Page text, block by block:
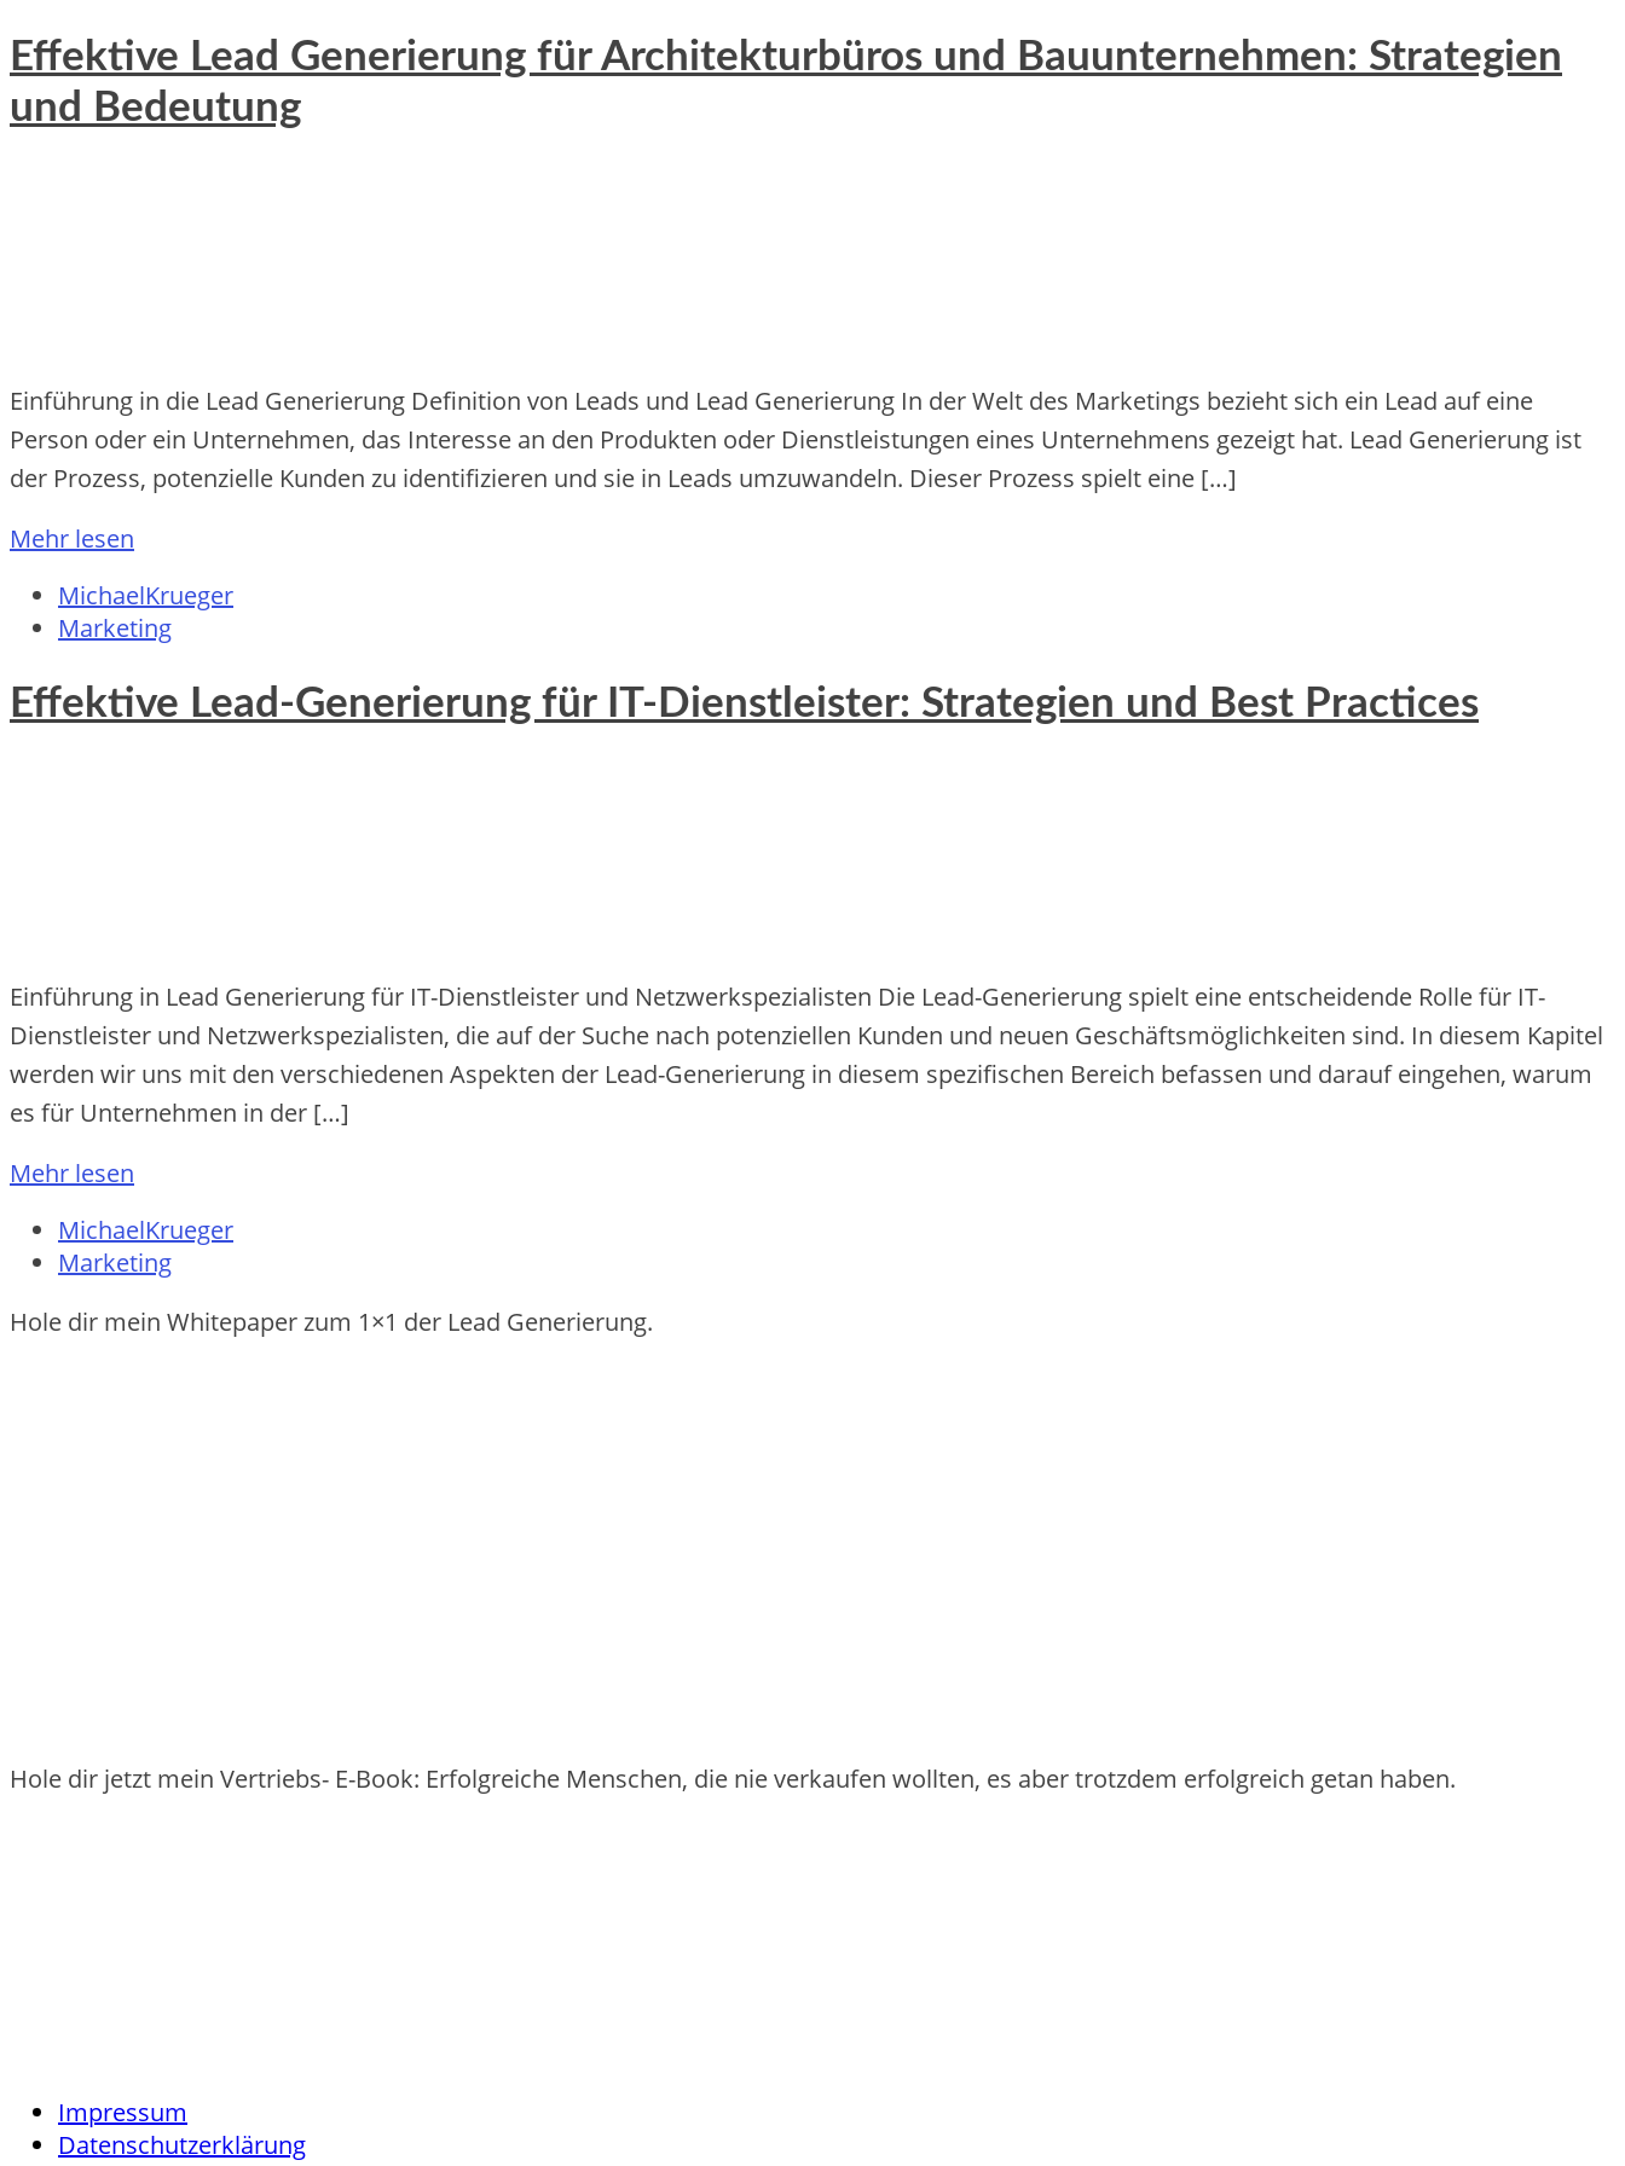
Effektive Lead Generierung für Architekturbüros und Bauunternehmen: Strategien
und Bedeutung
Einführung in die Lead Generierung Definition von Leads und Lead Generierung In der Welt des Marketings bezieht sich ein Lead auf eine
Person oder ein Unternehmen, das Interesse an den Produkten oder Dienstleistungen eines Unternehmens gezeigt hat. Lead Generierung ist
der Prozess, potenzielle Kunden zu identifizieren und sie in Leads umzuwandeln. Dieser Prozess spielt eine […]
Mehr lesen
MichaelKrueger
Marketing
Effektive Lead-Generierung für IT-Dienstleister: Strategien und Best Practices
Einführung in Lead Generierung für IT-Dienstleister und Netzwerkspezialisten Die Lead-Generierung spielt eine entscheidende Rolle für IT-
Dienstleister und Netzwerkspezialisten, die auf der Suche nach potenziellen Kunden und neuen Geschäftsmöglichkeiten sind. In diesem Kapitel
werden wir uns mit den verschiedenen Aspekten der Lead-Generierung in diesem spezifischen Bereich befassen und darauf eingehen, warum
es für Unternehmen in der […]
Mehr lesen
MichaelKrueger
Marketing
Hole dir mein Whitepaper zum 1×1 der Lead Generierung.
Hole dir jetzt mein Vertriebs- E-Book: Erfolgreiche Menschen, die nie verkaufen wollten, es aber trotzdem erfolgreich getan haben.
Impressum
Datenschutzerklärung